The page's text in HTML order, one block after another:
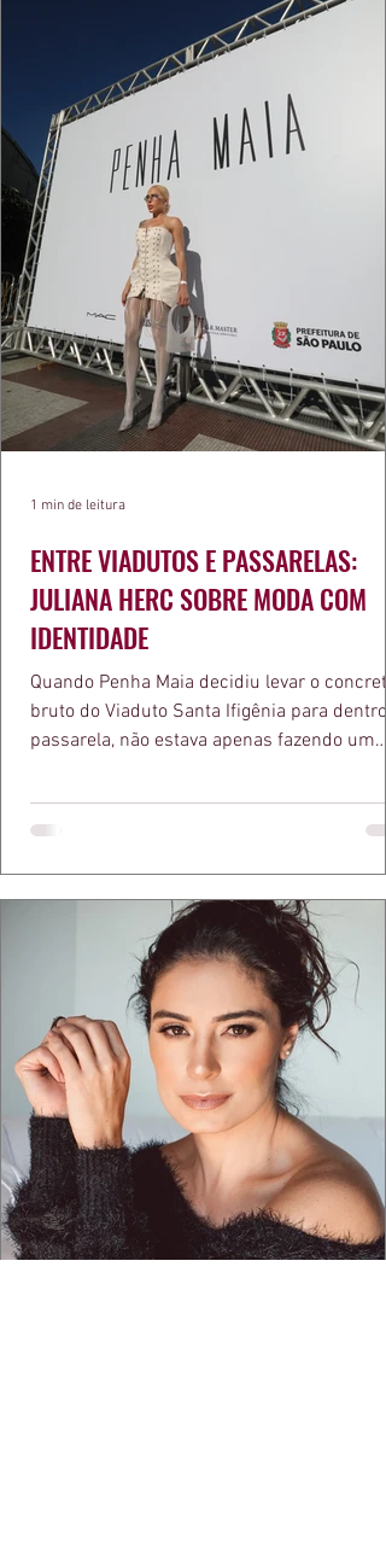
ENTRE VIADUTOS E PASSARELAS:
JULIANA HERC SOBRE MODA COM
IDENTIDADE
Quando Penha Maia decidiu levar o concreto
bruto do Viaduto Santa Ifigênia para dentro
passarela, não estava apenas fazendo um
a apresentadora e influenciadora Juliana
defende há tempos, o de que moda
estruturas geométricas, volumes
aquele concreto aparente típico da
arquitetura paulistana em peças de vestir,
1 min de leitura